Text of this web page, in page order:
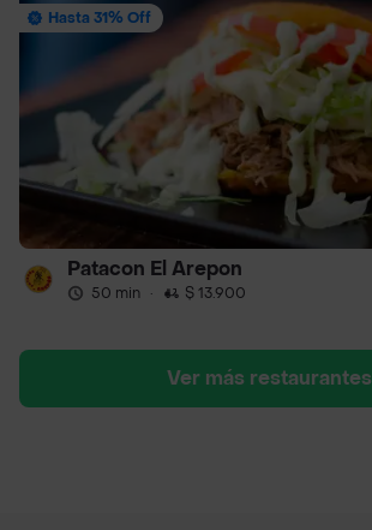
Hasta 31% Off
Patacon El Arepon
50 min · $ 13.900
Ver más restaurantes